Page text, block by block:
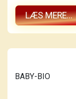
LÆS MERE...
BABY-BIO